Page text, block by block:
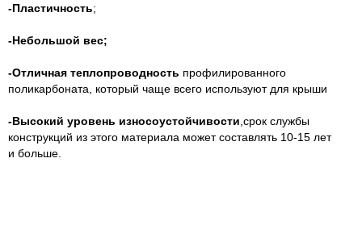
-Пластичность;
-Небольшой вес;
-Отличная теплопроводность профилированного
поликарбоната, который чаще всего используют для крыши
-Высокий уровень износоустойчивости ,срок службы
конструкций из этого материала может составлять 10-15 лет
и больше.